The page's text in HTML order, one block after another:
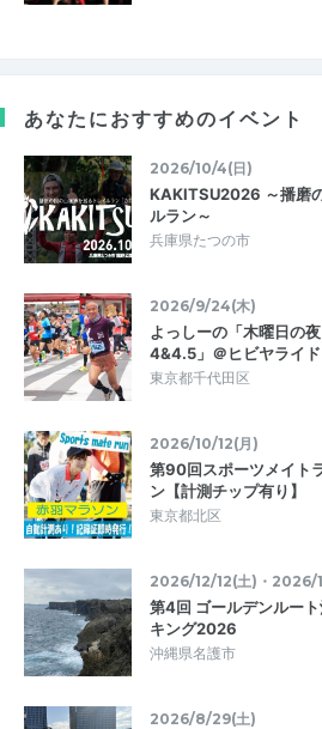
あなたにおすすめのイベント
2026/10/4(日)
KAKITSU2026 ～播磨
ルラン～
兵庫県たつの市
2026/9/24(木)
よっしーの「木曜日の
4&4.5」＠ヒビヤライ
東京都千代田区
2026/10/12(月)
第90回スポーツメイト
ン【計測チップ有り】
東京都北区
2026/12/12(土)・2026/
第4回 ゴールデンルー
キング2026
沖縄県名護市
2026/8/29(土)